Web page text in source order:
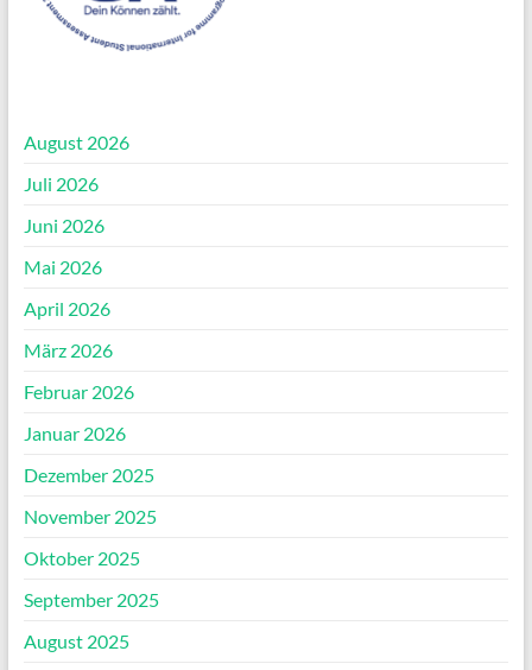
August 2026
Juli 2026
Juni 2026
Mai 2026
April 2026
März 2026
Februar 2026
Januar 2026
Dezember 2025
November 2025
Oktober 2025
September 2025
August 2025